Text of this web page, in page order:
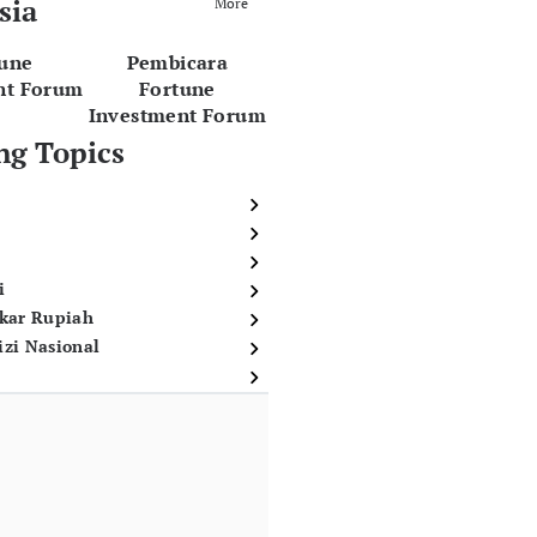
Forum
Pembicara
Fortune
Investment Forum
Topics
Rupiah
Nasional